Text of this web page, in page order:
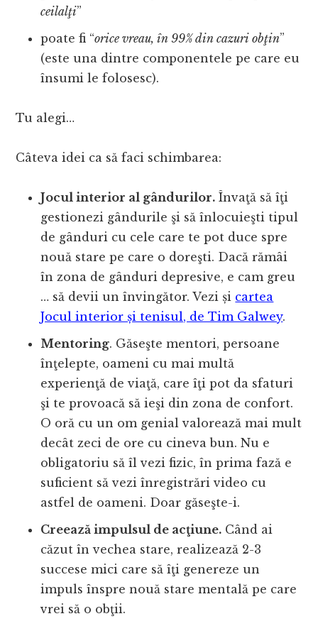
ceilalţi”
poate fi “orice vreau, în 99% din cazuri obţin”
(este una dintre componentele pe care eu
însumi le folosesc).
Tu alegi…
Câteva idei ca să faci schimbarea:
Jocul interior al gândurilor. Învaţă să îţi
gestionezi gândurile şi să înlocuieşti tipul
de gânduri cu cele care te pot duce spre
nouă stare pe care o doreşti. Dacă rămâi
în zona de gânduri depresive, e cam greu
… să devii un învingător. Vezi și cartea
Jocul interior și tenisul, de Tim Galwey.
Mentoring. Găseşte mentori, persoane
înţelepte, oameni cu mai multă
experienţă de viaţă, care îţi pot da sfaturi
şi te provoacă să ieşi din zona de confort.
O oră cu un om genial valorează mai mult
decât zeci de ore cu cineva bun. Nu e
obligatoriu să îl vezi fizic, în prima fază e
suficient să vezi înregistrări video cu
astfel de oameni. Doar găseşte-i.
Creează impulsul de acţiune. Când ai
căzut în vechea stare, realizează 2-3
succese mici care să îţi genereze un
impuls înspre nouă stare mentală pe care
vrei să o obţii.